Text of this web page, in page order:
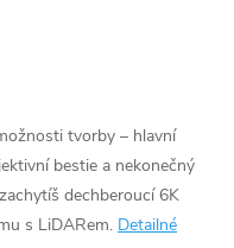
tvorby – hlavní
bestie a nekonečný
dechberoucí 6K
s LiDARem. Detailné